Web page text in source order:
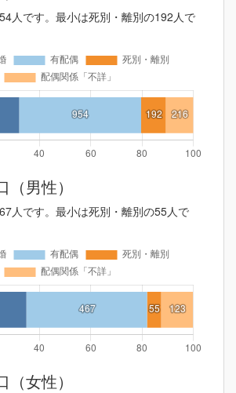
人です。最小は死別・離別の192人で
男性）
人です。最小は死別・離別の55人で
女性）